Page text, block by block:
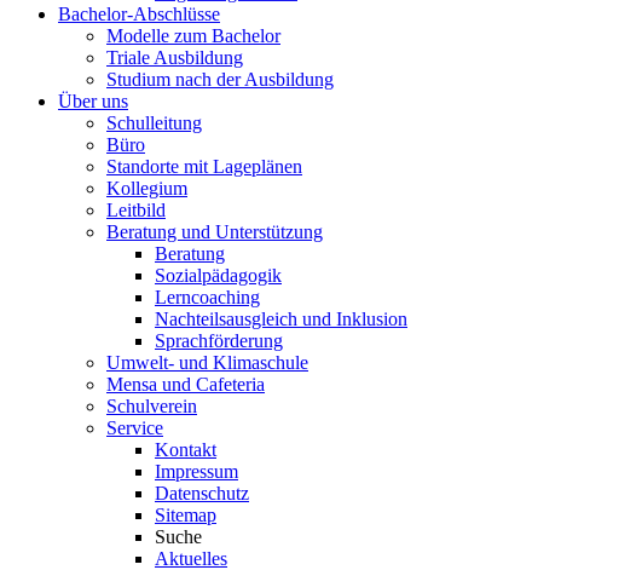
Bachelor-Abschlüsse
Modelle zum Bachelor
Triale Ausbildung
Studium nach der Ausbildung
Über uns
Schulleitung
Büro
Standorte mit Lageplänen
Kollegium
Leitbild
Beratung und Unterstützung
Beratung
Sozialpädagogik
Lerncoaching
Nachteilsausgleich und Inklusion
Sprachförderung
Umwelt- und Klimaschule
Mensa und Cafeteria
Schulverein
Service
Kontakt
Impressum
Datenschutz
Sitemap
Suche
Aktuelles